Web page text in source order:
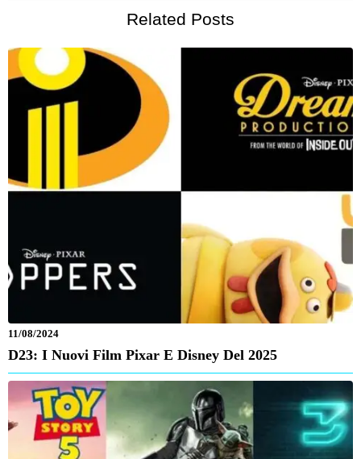
Related Posts
11/08/2024
D23: I Nuovi Film Pixar E Disney Del 2025